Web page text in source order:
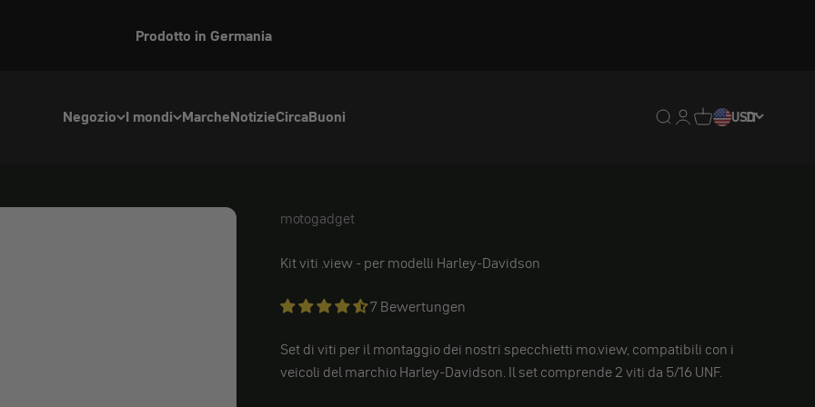
Benvenuti nel nostro negozio negli Stati Uniti
Negozio I mondi MarcheNotizieCircaBuoni Traduzione mancante:
Traduzione
Traduzione
USD
IT
motogadget
Kit viti motogadget mo
.view - per modelli Harley-Davidson
7 Bewertungen
Set di viti per il montaggio dei nostri specchietti mo.view, compatibili con i
veicoli del marchio Harley-Davidson. Il set comprende 2 viti da 5/16 UNF.